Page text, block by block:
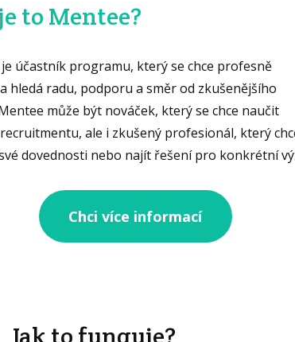
to Mentee?
účastník programu, který se chce profesně
hledá radu, podporu a směr od zkušenějšího
může být nováček, který se chce naučit
ale i zkušený profesionál, který
dovednosti nebo najít řešení pro konkrétní
Chci více informací